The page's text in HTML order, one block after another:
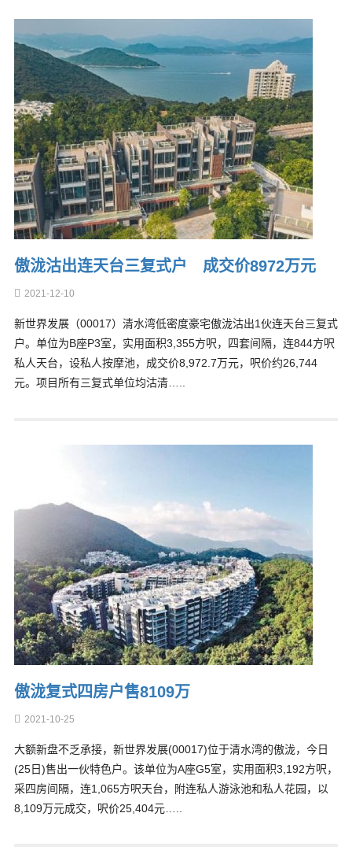
傲泷沽出连天台三复式户 成交价8972万元
2021-12-10
新世界发展（00017）清水湾低密度豪宅傲泷沽出1伙连天台三复式
户。单位为B座P3室，实用面积3,355方呎，四套间隔，连844方呎
私人天台，设私人按摩池，成交价8,972.7万元，呎价约26,744
元。项目所有三复式单位均沽清…..
傲泷复式四房户售8109万
2021-10-25
大额新盘不乏承接，新世界发展(00017)位于清水湾的傲泷，今日
(25日)售出一伙特色户。该单位为A座G5室，实用面积3,192方呎，
采四房间隔，连1,065方呎天台，附连私人游泳池和私人花园，以
8,109万元成交，呎价25,404元…..